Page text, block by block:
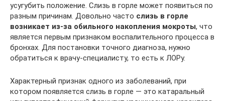
усугубить положение. Слизь в горле может появиться по
разным причинам. Довольно часто слизь в горле
возникает из-за обильного накопления мокроты, что
является первым признаком воспалительного процесса в
бронхах. Для постановки точного диагноза, нужно
обратиться к врачу-специалисту, то есть к ЛОРу.
Характерный признак одного из заболеваний, при
котором появляется слизь в горле — это катаральный